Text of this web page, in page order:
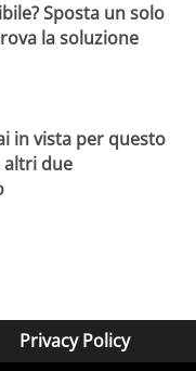
Sposta un solo
la soluzione
in vista per questo
altri due
Privacy Policy